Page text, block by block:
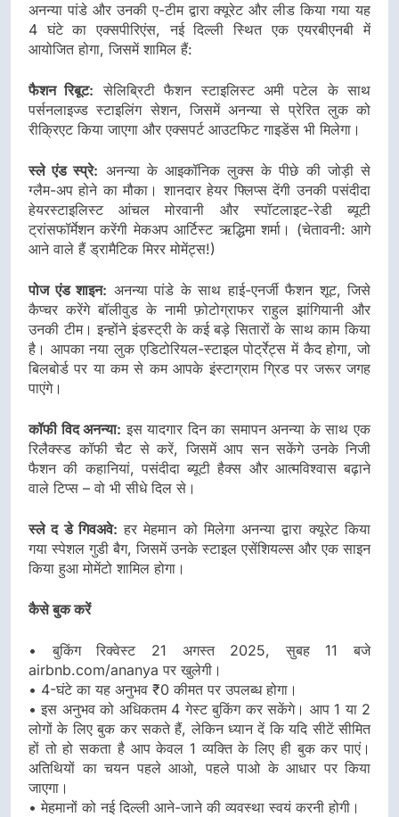
अनन्या पांडे और उनकी ए-टीम द्वारा क्यूरेट और लीड किया गया यह
4 घंटे का एक्सपीरिएंस, नई दिल्ली स्थित एक एयरबीएनबी में
आयोजित होगा, जिसमें शामिल हैं:
फैशन रिबूट: सेलिब्रिटी फैशन स्टाइलिस्ट अमी पटेल के साथ
पर्सनलाइज्ड स्टाइलिंग सेशन, जिसमें अनन्या से प्रेरित लुक को
रीक्रिएट किया जाएगा और एक्सपर्ट आउटफिट गाइडेंस भी मिलेगा।
स्ले एंड स्प्रे: अनन्या के आइकॉनिक लुक्स के पीछे की जोड़ी से
ग्लैम-अप होने का मौका। शानदार हेयर फ्लिप्स देंगी उनकी पसंदीदा
हेयरस्टाइलिस्ट आंचल मोरवानी और स्पॉटलाइट-रेडी ब्यूटी
ट्रांसफॉर्मेशन करेंगी मेकअप आर्टिस्ट ऋद्धिमा शर्मा। (चेतावनी: आगे
आने वाले हैं ड्रामैटिक मिरर मोमेंट्स!)
पोज एंड शाइन: अनन्या पांडे के साथ हाई-एनर्जी फैशन शूट, जिसे
कैप्चर करेंगे बॉलीवुड के नामी फ़ोटोग्राफर राहुल झांगियानी और
उनकी टीम। इन्होंने इंडस्ट्री के कई बड़े सितारों के साथ काम किया
है। आपका नया लुक एडिटोरियल-स्टाइल पोर्ट्रेट्स में कैद होगा, जो
बिलबोर्ड पर या कम से कम आपके इंस्टाग्राम ग्रिड पर जरूर जगह
पाएंगे।
कॉफी विद अनन्या: इस यादगार दिन का समापन अनन्या के साथ एक
रिलैक्स्ड कॉफी चैट से करें, जिसमें आप सन सकेंगे उनके निजी
फैशन की कहानियां, पसंदीदा ब्यूटी हैक्स और आत्मविश्वास बढ़ाने
वाले टिप्स – वो भी सीधे दिल से।
स्ले द डे गिवअवे: हर मेहमान को मिलेगा अनन्या द्वारा क्यूरेट किया
गया स्पेशल गुडी बैग, जिसमें उनके स्टाइल एसेंशियल्स और एक साइन
किया हुआ मोमेंटो शामिल होगा।
कैसे बुक करें
• बुकिंग रिक्वेस्ट 21 अगस्त 2025, सुबह 11 बजे
airbnb.com/ananya पर खुलेगी।
• 4-घंटे का यह अनुभव ₹0 कीमत पर उपलब्ध होगा।
• इस अनुभव को अधिकतम 4 गेस्ट बुकिंग कर सकेंगे। आप 1 या 2
लोगों के लिए बुक कर सकते हैं, लेकिन ध्यान दें कि यदि सीटें सीमित
हों तो हो सकता है आप केवल 1 व्यक्ति के लिए ही बुक कर पाएं।
अतिथियों का चयन पहले आओ, पहले पाओ के आधार पर किया
जाएगा।
• मेहमानों को नई दिल्ली आने-जाने की व्यवस्था स्वयं करनी होगी।